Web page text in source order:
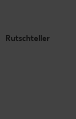
Rutschteller